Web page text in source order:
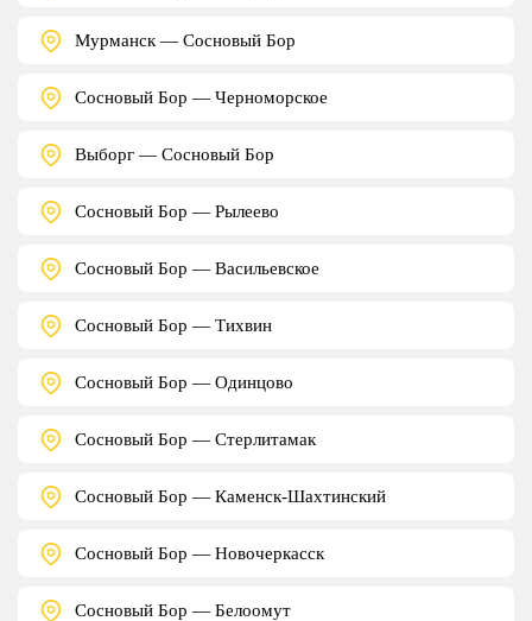
Мурманск — Сосновый Бор
Сосновый Бор — Черноморское
Выборг — Сосновый Бор
Сосновый Бор — Рылеево
Сосновый Бор — Васильевское
Сосновый Бор — Тихвин
Сосновый Бор — Одинцово
Сосновый Бор — Стерлитамак
Сосновый Бор — Каменск-Шахтинский
Сосновый Бор — Новочеркасск
Сосновый Бор — Белоомут